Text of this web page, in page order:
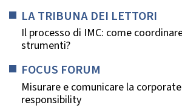
LA TRIBUNA DEI LETTORI
Il processo di IMC: come
strumenti?
FOCUS FORUM
Misurare e comunicare la
responsibility